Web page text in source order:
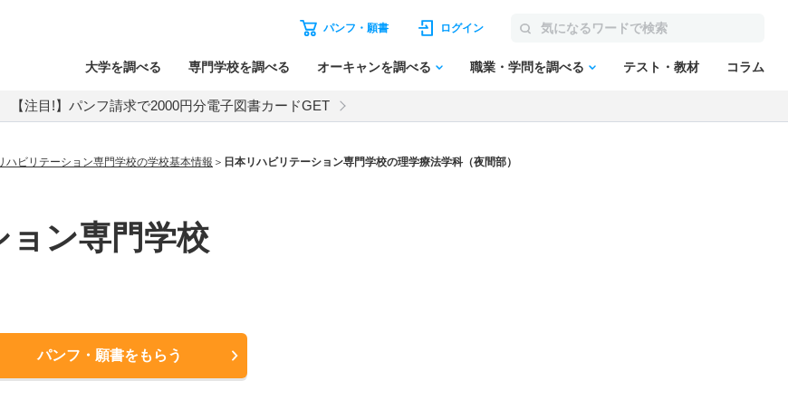
パンフ・願書 ログイン
大学を調べる 専門学校を調べる オーキャンを調べる 職業・学問を調べる テスト・教材 コラム
【注目!】パンフ請求で2000円分電子図書カードGET
ハビリテーション専門学校の学校基本情報 日本リハビリテーション専門学校の理学療法学科（夜間部）
ョン専門学校
パンフ・願書をもらう